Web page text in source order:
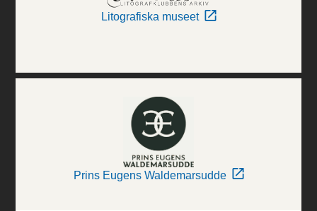
Litografiska museet
Prins Eugens Waldemarsudde